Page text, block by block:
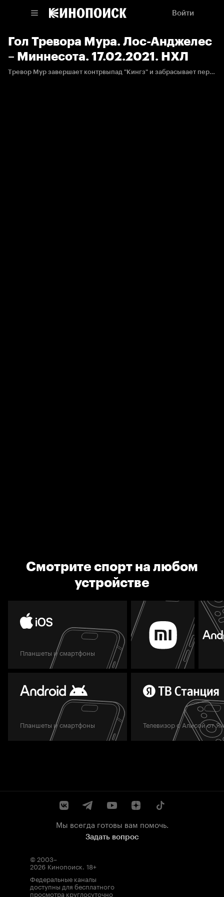
Войти
Гол Тревора Мура. Лос-Анджелес
– Миннесота. 17.02.2021. НХЛ
Тревор Мур завершает контрвыпад "Кингз" и забрасывает первую шайбу в сезоне.
Смотрите спорт на любом
устройстве
Планшеты и смартфоны
Планшеты и смартфоны Телевизор с Алисой от
Мы всегда готовы вам помочь.
Задать вопрос
© 2003–
2026 Кинопоиск. 18+
Федеральные каналы
доступны для бесплатного
просмотра круглосуточно